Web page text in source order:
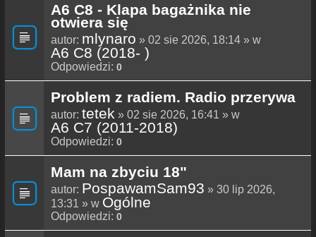
A6 C8 - Klapa bagażnika nie
otwiera się
autor: mlynaro » 02 sie 2026, 18:14 » w
A6 C8 (2018- )
Odpowiedzi: 0
Problem z radiem. Radio przerywa
autor: tetek » 02 sie 2026, 16:41 » w
A6 C7 (2011-2018)
Odpowiedzi: 0
Mam na zbyciu 18"
autor: PospawamSam93 » 30 lip 2026,
13:31 » w Ogólne
Odpowiedzi: 0